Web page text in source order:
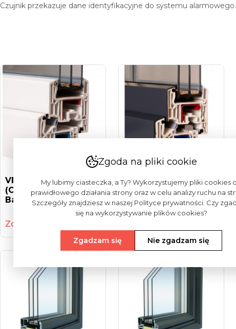
Czujnik przekazuje dane identyfikacyjne do systemu alarmowego.
VEKA Softline 82
(okna, Drzwi
Balkonowe)
Zobacz więcej
VEKA Softline 82MD
Z Nakładkami Alu
(okna,...
Zgoda na pliki cookie
My lubimy ciasteczka, a Ty? Wykorzystujemy pliki cookies
prawidłowego działania strony oraz w celu analizy ruchu na
Szczegóły znajdziesz w naszej Polityce prywatności. Czy
się na wykorzystywanie plików cookies?
Zgadzam się Nie zgadzam się